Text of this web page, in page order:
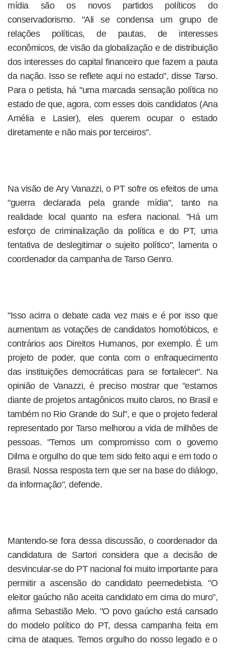
mídia são os novos partidos políticos do
conservadorismo. "Ali se condensa um grupo de
relações políticas, de pautas, de interesses
econômicos, de visão da globalização e de distribuição
dos interesses do capital financeiro que fazem a pauta
da nação. Isso se reflete aqui no estado", disse Tarso.
Para o petista, há "uma marcada sensação política no
estado de que, agora, com esses dois candidatos (Ana
Amélia e Lasier), eles querem ocupar o estado
diretamente e não mais por terceiros".
Na visão de Ary Vanazzi, o PT sofre os efeitos de uma
"guerra declarada pela grande mídia", tanto na
realidade local quanto na esfera nacional. "Há um
esforço de criminalização da política e do PT, uma
tentativa de deslegitimar o sujeito político", lamenta o
coordenador da campanha de Tarso Genro.
"Isso acirra o debate cada vez mais e é por isso que
aumentam as votações de candidatos homofóbicos, e
contrários aos Direitos Humanos, por exemplo. É um
projeto de poder, que conta com o enfraquecimento
das instituições democráticas para se fortalecer". Na
opinião de Vanazzi, é preciso mostrar que "estamos
diante de projetos antagônicos muito claros, no Brasil e
também no Rio Grande do Sul", e que o projeto federal
representado por Tarso melhorou a vida de milhões de
pessoas. "Temos um compromisso com o governo
Dilma e orgulho do que tem sido feito aqui e em todo o
Brasil. Nossa resposta tem que ser na base do diálogo,
da informação", defende.
Mantendo-se fora dessa discussão, o coordenador da
candidatura de Sartori considera que a decisão de
desvincular-se do PT nacional foi muito importante para
permitir a ascensão do candidato peemedebista. "O
eleitor gaúcho não aceita candidato em cima do muro",
afirma Sebastião Melo. "O povo gaúcho está cansado
do modelo político do PT, dessa campanha feita em
cima de ataques. Temos orgulho do nosso legado e o